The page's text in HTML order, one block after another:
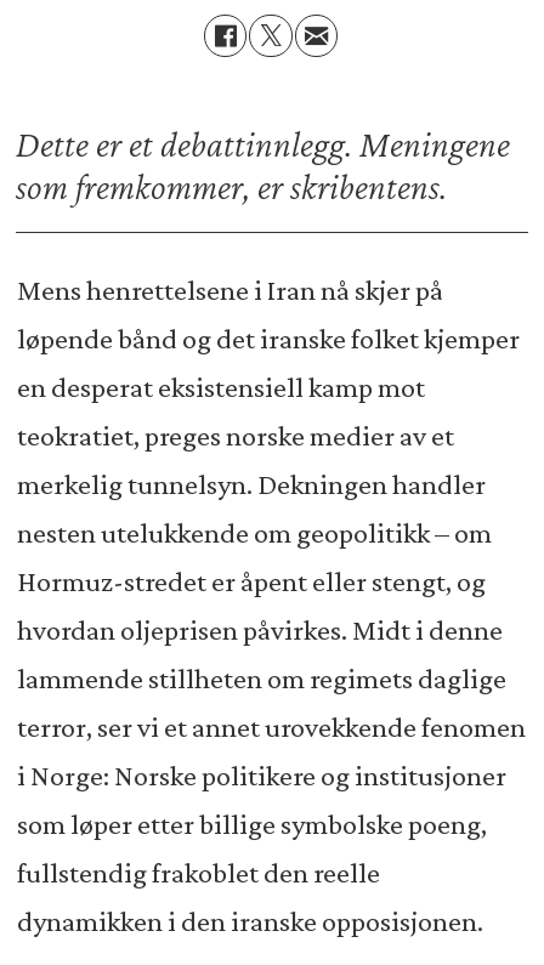
Dette er et debattinnlegg. Meningene
som fremkommer, er skribentens.
Mens henrettelsene i Iran nå skjer på
løpende bånd og det iranske folket kjemper
en desperat eksistensiell kamp mot
teokratiet, preges norske medier av et
merkelig tunnelsyn. Dekningen handler
nesten utelukkende om geopolitikk – om
Hormuz-stredet er åpent eller stengt, og
hvordan oljeprisen påvirkes. Midt i denne
lammende stillheten om regimets daglige
terror, ser vi et annet urovekkende fenomen
i Norge: Norske politikere og institusjoner
som løper etter billige symbolske poeng,
fullstendig frakoblet den reelle
dynamikken i den iranske opposisjonen.